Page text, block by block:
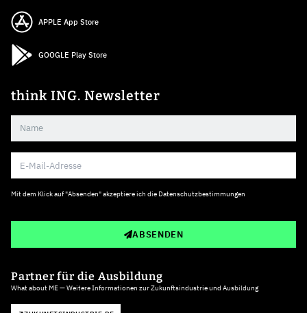
APPLE App Store
GOOGLE Play Store
think ING. Newsletter
Mit dem Klick auf "Absenden" akzeptiere ich die Datenschutzbestimmungen
ABSENDEN
Partner für die Ausbildung
What about ME — Weitere Informationen zur Zukunftsindustrie und Ausbildung